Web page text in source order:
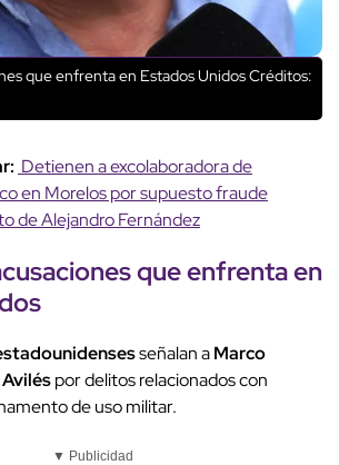
que enfrenta en Estados UnidosCréditos:
Detienen a excolaboradora de
en Morelos por supuesto fraude
de Alejandro Fernández
que enfrenta en
señalan aMarco
por delitos relacionados con
de uso militar.
▼ Publicidad